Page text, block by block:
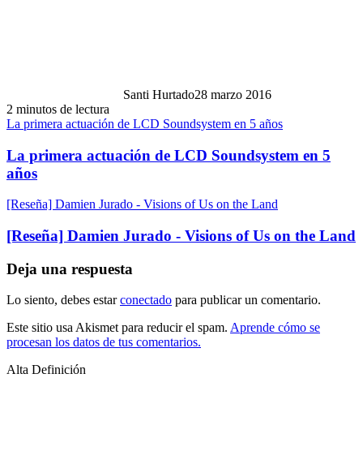
Santi Hurtado28 marzo 2016
2 minutos de lectura
La primera actuación de LCD Soundsystem en 5 años
La primera actuación de LCD Soundsystem en 5
años
[Reseña] Damien Jurado - Visions of Us on the Land
[Reseña] Damien Jurado - Visions of Us on the Land
Deja una respuesta
Lo siento, debes estarconectado para publicar un comentario.
Este sitio usa Akismet para reducir el spam. Aprende cómo se
procesan los datos de tus comentarios.
Alta Definición